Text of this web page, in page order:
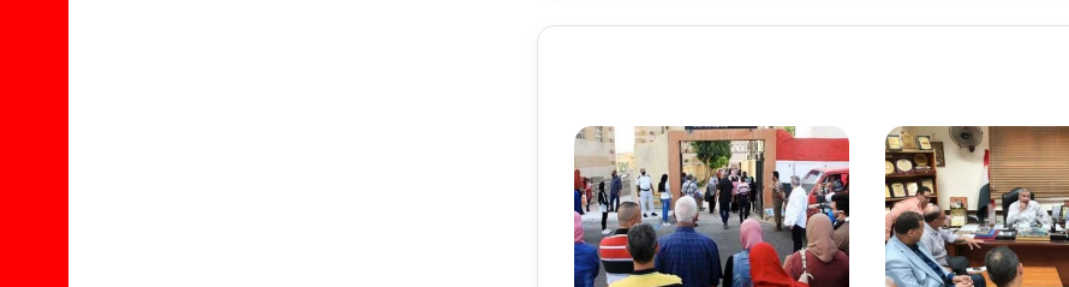
انتهاء تصحيح امتحانات الثانوية العامة 2026
وبدء تجهيز النتيجة لاعتمادها وإعلانها قريبًا
رسميًا
التعليم تفتح التقديم بمدارس المتفوقين
STEM للحاصلين على الإعدادية بجميع
و
ا
ل
ب
ي
ض